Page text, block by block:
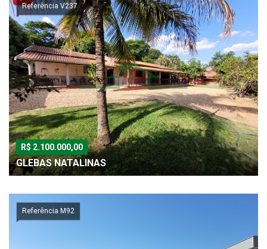
Referência V237
R$ 2.100.000,00
GLEBAS NATALINAS
Referência M92